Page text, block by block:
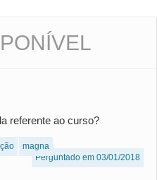
referente ao curso?
magna
Perguntado em 03/01/2018